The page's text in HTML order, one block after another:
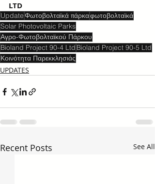
LTD
UpdateΦωτοβολταϊκά πάρκαφωτοβολταϊκά
Solar Photovoltaic Parks
Αγρο-Φωτοβολταϊκού Πάρκου
Bioland Project 90-4 Ltd Bioland Project 90-5 Ltd
Κοινότητα Παρεκκλησιάς
UPDATES
Recent Posts See All